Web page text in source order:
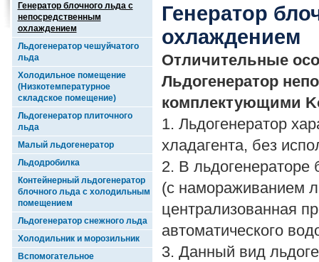
Генератор блочного льда с
непосредственным
охлаждением
Льдогенератор чешуйчатого
льда
Холодильное помещение
(Низкотемпературное
складское помещение)
Льдогенератор плиточного
льда
Малый льдогенератор
Льдодробилка
Контейнерный льдогенератор
блочного льда с холодильным
помещением
Льдогенератор снежного льда
Холодильник и морозильник
Вспомогательное
Генератор
охлаждением
Отличительные
Льдогенератор
комплектующими
1. Льдогенератор
хладагента, без
2. В
(с намораживанием
централизованная
автоматического
3. Данный вид